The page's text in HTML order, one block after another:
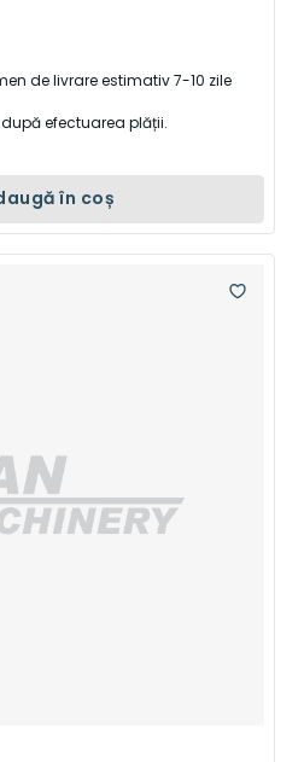
de livrare estimativ 7-10 zile
efectuarea plății.
în coș